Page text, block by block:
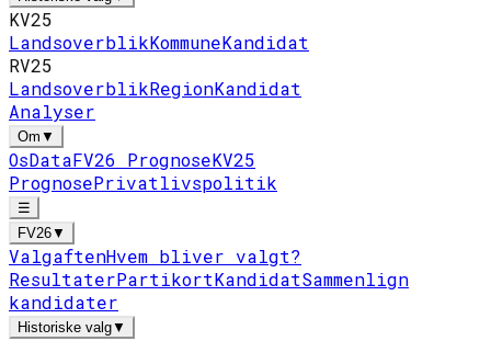
KV25
LandsoverblikKommuneKandidat
RV25
LandsoverblikRegionKandidat
Analyser
Om ▼
OsDataFV26 PrognoseKV25
PrognosePrivatlivspolitik
☰
FV26▼
ValgaftenHvem bliver valgt?
ResultaterPartikortKandidatSammenlign
kandidater
Historiske valg▼